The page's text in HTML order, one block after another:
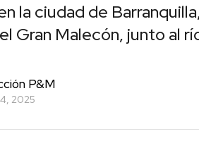
la ciudad de
Gran Malecón, junto al
P&M
2025